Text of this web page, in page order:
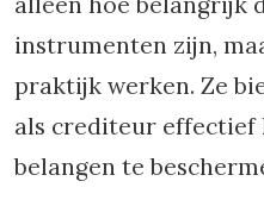
instrumenten zijn,
praktijk werken. Ze
als crediteur effectief
belangen te